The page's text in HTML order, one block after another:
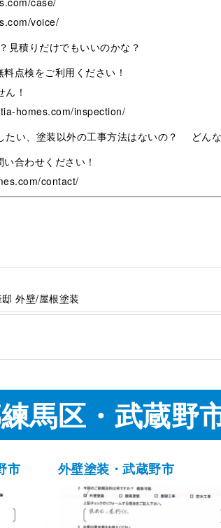
voice/
見積りだけでもいいのかな？
点検をご利用ください！
！
homes.com/inspection/
たい、塗装以外の工事方法はないの？ どん
合わせください！
contact/
外壁/屋根塗装
馬区・武蔵野
市 外壁塗装・武蔵野市